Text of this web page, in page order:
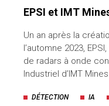
EPSI et IMT
Un an après la
l’automne 2023,
de radars à onde
Industriel d’IMT
DÉTECTION IA